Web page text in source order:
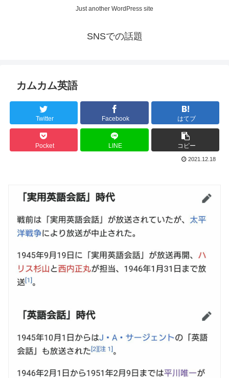
Just another WordPress site
SNSでの話題
カムカム英語
Twitter Facebook はてブ
Pocket LINE コピー
2021.12.18